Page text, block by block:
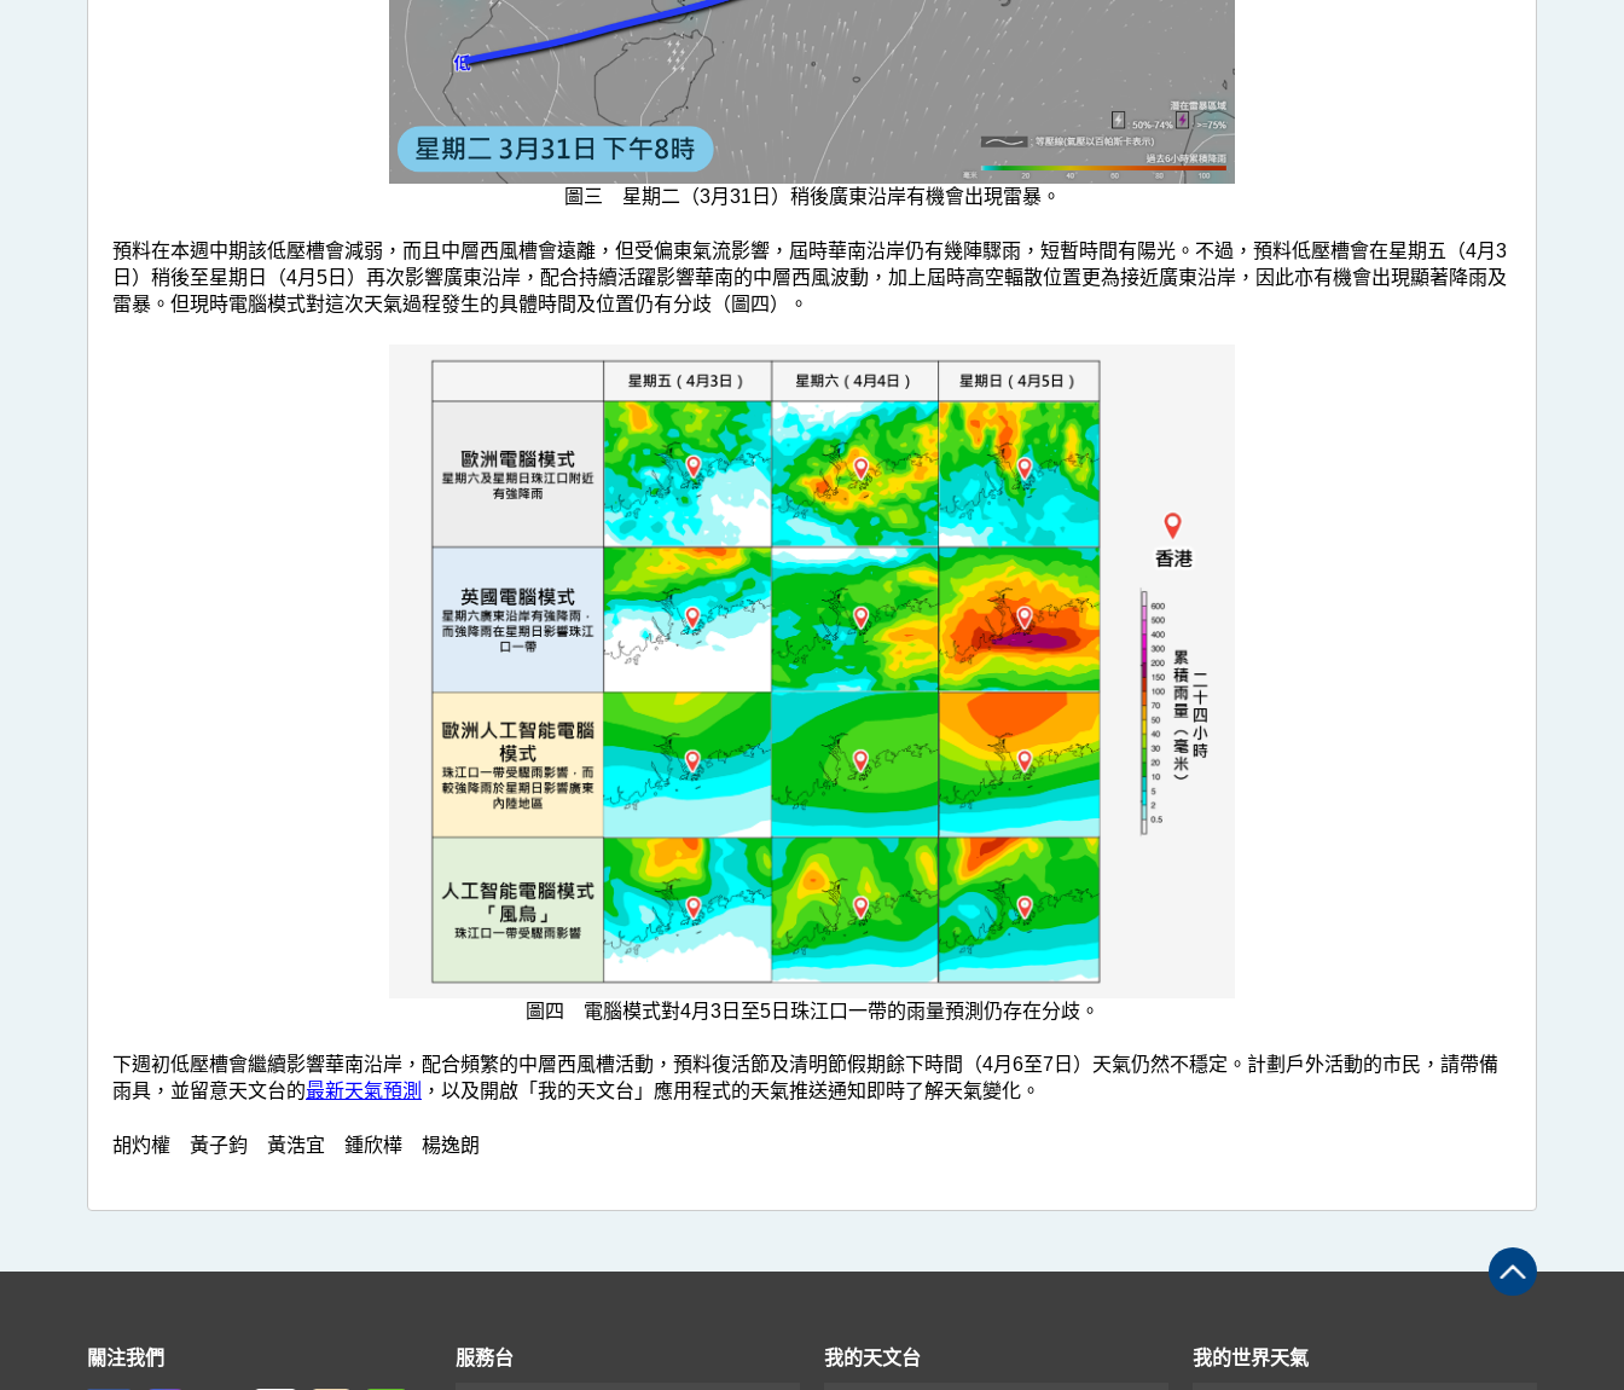
圖三 星期二（3月31日）稍後廣東沿岸有機會出現雷暴。
預料在本週中期該低壓槽會減弱，而且中層西風槽會遠離，但受偏東氣流影響，屆時華南沿岸仍有幾陣驟雨，短暫時間有陽光。不過，預料低壓槽會在星期五（4月3
日）稍後至星期日（4月5日）再次影響廣東沿岸，配合持續活躍影響華南的中層西風波動，加上屆時高空輻散位置更為接近廣東沿岸，因此亦有機會出現顯著降雨及
雷暴。但現時電腦模式對這次天氣過程發生的具體時間及位置仍有分歧（圖四）。
圖四 電腦模式對4月3日至5日珠江口一帶的雨量預測仍存在分歧。
下週初低壓槽會繼續影響華南沿岸，配合頻繁的中層西風槽活動，預料復活節及清明節假期餘下時間（4月6至7日）天氣仍然不穩定。計劃戶外活動的市民，請帶備
雨具，並留意天文台的最新天氣預測 ，以及開啟「我的天文台」應用程式的天氣推送通知即時了解天氣變化。
胡灼權 黃子鈞 黃浩宜 鍾欣樺 楊逸朗
關注我們 服務台 我的天文台 我的世界天氣